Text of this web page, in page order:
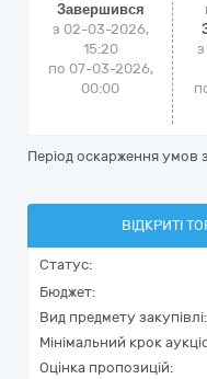
Завершився
з 02-03-2026,
15:20
по 07-03-2026,
00:00
Період оскарження умов
ВІДКРИТІ
Статус:
Бюджет:
Вид предмету закупівлі:
Мінімальний крок
Оцінка пропозицій: